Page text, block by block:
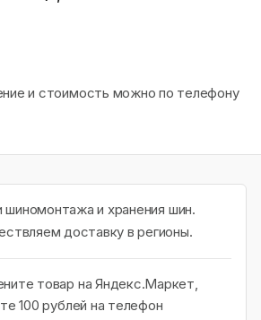
и стоимость можно по телефону
шиномонтажа и хранения шин.
доставку в регионы.
товар на Яндекс.Маркет,
100 рублей на телефон